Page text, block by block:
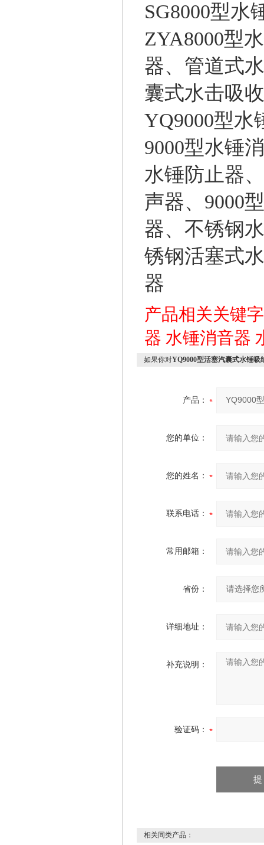
SG8000型水
ZYA8000型
器、管道式
囊式水击吸
YQ9000型水
9000型水锤
水锤防止器、
声器、 9000型
器、不锈钢
锈钢活塞式
器
产品相关关键
器 水锤消音器
如果你对YQ9000型活塞汽囊式水锤吸
产品：
您的单位：
您的姓名：
联系电话：
常用邮箱：
省份：
详细地址：
补充说明：
验证码：
相关同类产品：